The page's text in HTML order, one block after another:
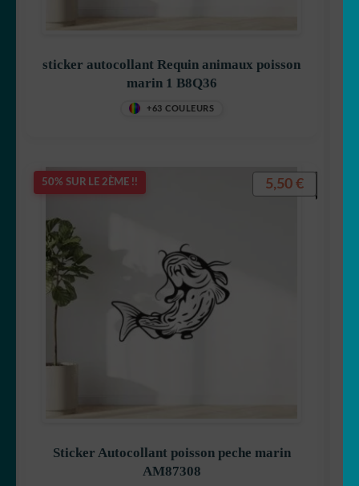
sticker autocollant Requin animaux poisson
marin 1 B8Q36
+63 COULEURS
50% SUR LE 2ÈME !!
Sticker Autocollant poisson peche marin
AM87308
5,50 €